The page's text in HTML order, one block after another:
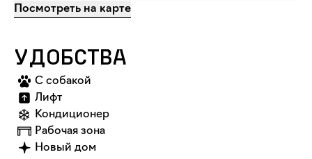
Посмотреть на карте
УДОБСТВА
С собакой
Лифт
Кондиционер
Рабочая зона
Новый дом